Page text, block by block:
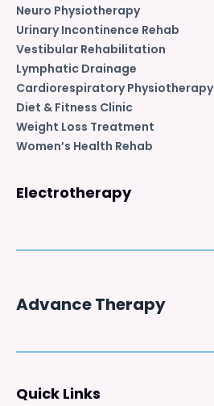
Neuro Physiotherapy
Urinary Incontinence Rehab
Vestibular Rehabilitation
Lymphatic Drainage
Cardiorespiratory Physiotherapy
Diet & Fitness Clinic
Weight Loss Treatment
Women’s Health Rehab
Electrotherapy
Advance Therapy
Quick Links